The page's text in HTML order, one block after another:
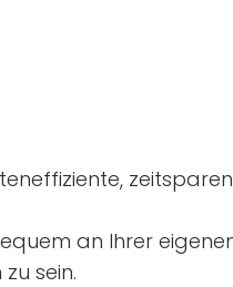
an Ihrer
sein.